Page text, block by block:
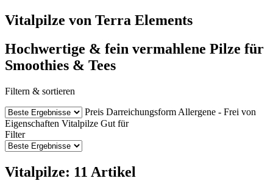
Vitalpilze von Terra Elements
Hochwertige & fein vermahlene Pilze für
Smoothies & Tees
Filtern & sortieren
Preis Darreichungsform Allergene - Frei von
Eigenschaften Vitalpilze Gut für
Filter
Vitalpilze: 11 Artikel